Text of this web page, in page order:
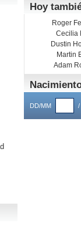
Hoy
Roger
Cecilia
Dustin
Martin
Adam
DD/MM /